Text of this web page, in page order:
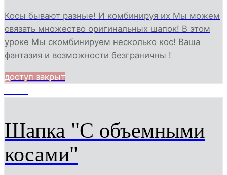
Косы бывают разные! И комбинируя их Мы можем
связать множество оригинальных шапок! В этом
уроке Мы скомбинируем несколько кос! Ваша
фантазия и возможности безграничны !
доступ закрыт
Шапка "С объемными
косами"